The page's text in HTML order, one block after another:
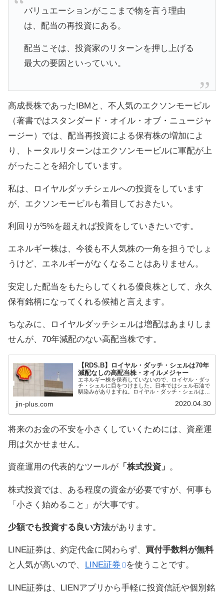
バリュエーションがここまで物を言う理由
は、配当の再投資にある。
配当こそは、投資家のリターンを押し上げる
最大の要因といっていい。
高成長株であったIBMと、不人気のエクソンモービル
（著書ではスタンダード・オイル・オブ・ニュージャ
ージー）では、配当再投資による保有株の増加によ
り、トータルリターンはエクソンモービルに軍配が上
がったことを紹介しています。
私は、ロイヤルダッチシェルへの投資をしています
が、エクソンモービルも着目しておきたい。
利回りが5%を超えれば投資をしていきたいです。
エネルギー株は、今後も不人気株の一角を担うでしょ
うけど、エネルギーがなくなることはありません。
安定した配当をもたらしてくれる優良株として、永久
保有銘柄になってくれる候補と言えます。
ちなみに、ロイヤルダッチシェルは増配はあまりしま
せんが、70年減配のない高配当株です。
【RDS.B】ロイヤル・ダッチ・シェルは70年
減配なしの高配当株・オイルメジャー
エネルギー株を保有していないので、ロイヤル・ダッ
チ・シェルに目をつけました。日本ではシェル石油で
馴染みがありますね。ロイヤル・ダッチ・シェルは、
【RDS.B】の2種類ありますが、前者はオランダ株
jin-plus.com 2020.04.30
将来のお金の不安を小さくしていくためには、資産運
用は欠かせません。
資産運用の代表的なツールが 「株式投資」 。
株式投資では、ある程度の資金が必要ですが、何事も
「小さく始めること」が大事です。
少額でも投資する良い方法があります。
LINE証券は、約定代金に関わらず、 買付手数料が無料
と人気が高いので、
LINE証券 を使うことです。
LINE証券は、LIENアプリから手軽に投資信託や個別銘